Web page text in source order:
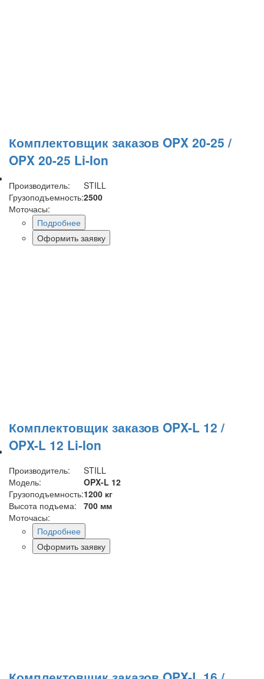
Комплектовщик заказов OPX 20-25 /
OPX 20-25 Li-Ion
Производитель:
STILL
Грузоподъемность:2500
Моточасы:
Подробнее
Оформить заявку
Комплектовщик заказов OPX-L 12 /
OPX-L 12 Li-Ion
Производитель:
STILL
Модель:
OPX-L 12
Грузоподъемность:1200 кг
Высота подъема:
700 мм
Моточасы:
Подробнее
Оформить заявку